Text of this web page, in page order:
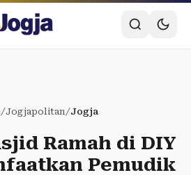
/Jogjapolitan/Jogja
Ramah di DIY
Pemudik